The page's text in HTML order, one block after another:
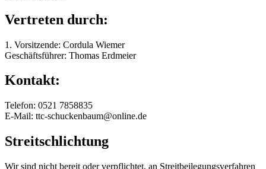
Vertreten durch:
1. Vorsitzende: Cordula Wiemer
Geschäftsführer: Thomas Erdmeier
Kontakt:
Telefon: 0521 7858835
E-Mail: ttc-schuckenbaum@online.de
Streitschlichtung
Wir sind nicht bereit oder verpflichtet, an Streitbeilegungsverfahren